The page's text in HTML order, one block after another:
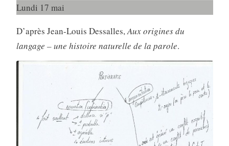
Lundi 17 mai
D’après Jean-Louis Dessalles,Aux origines du
langage – une histoire naturelle de la parole.